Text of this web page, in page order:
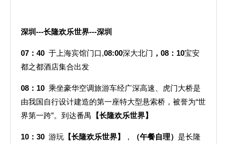
深圳 ---长隆欢乐世界---深圳
07 ：40 于上海宾馆门口,08:00深大北门 ，08：10宝安
都之都酒店集合出发
08 ：10 乘坐豪华空调旅游车经广深高速、虎门大桥是
由我国自行设计建造的第一座特大型悬索桥，被誉为“世
界第一跨”。到达番禺
【长隆欢乐世界】
10 ：30 游玩 【长隆欢乐世界】 ， （午餐自理） 是长隆